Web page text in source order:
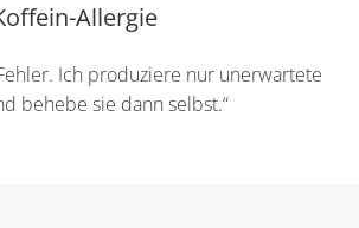
Allergie
Ich produziere nur unerwartete
behebe sie dann selbst.“